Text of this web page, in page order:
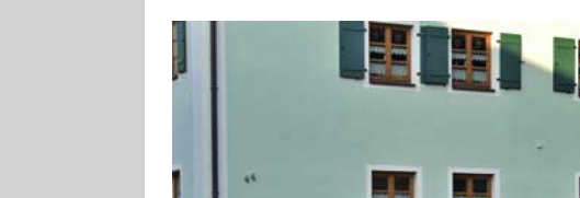
Aiwanger
[ 3. August 2026 ] Neue
[ 5. August 2026 ]